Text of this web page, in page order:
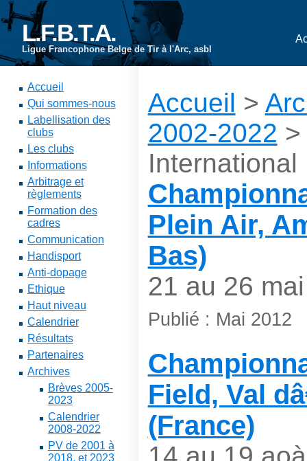
L.F.B.T.A.
Ligue Francophone Belge de Tir à l'Arc, asbl
Accueil
Qui sommes-nous
Labellisation des
clubs
Les clubs
Informations
Arbitrage et
règlements
Formation des
cadres
Communication
Handisport
Anti-dopage
Ethique
Haut niveau
Calendrier
Résultats
Partenaires
Archives
Brèves 2005-
2023
Calendrier
2008-2022
PV de 2001 à
2018, et 2023
Accueil >
2002-2022
International
Plein Air,
Bas)
21 au 26 mai
Publié : Mai 2012
Field, Val
(France)